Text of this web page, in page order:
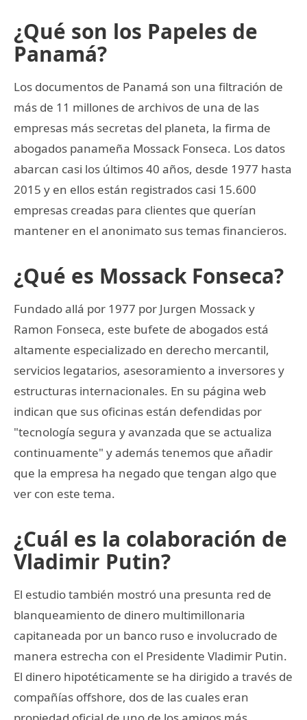
¿Qué son los Papeles de
Panamá?
Los documentos de Panamá son una filtración de
más de 11 millones de archivos de una de las
empresas más secretas del planeta, la firma de
abogados panameña Mossack Fonseca. Los datos
abarcan casi los últimos 40 años, desde 1977 hasta
2015 y en ellos están registrados casi 15.600
empresas creadas para clientes que querían
mantener en el anonimato sus temas financieros.
¿Qué es Mossack Fonseca?
Fundado allá por 1977 por Jurgen Mossack y
Ramon Fonseca, este bufete de abogados está
altamente especializado en derecho mercantil,
servicios legatarios, asesoramiento a inversores y
estructuras internacionales. En su página web
indican que sus oficinas están defendidas por
"tecnología segura y avanzada que se actualiza
continuamente" y además tenemos que añadir
que la empresa ha negado que tengan algo que
ver con este tema.
¿Cuál es la colaboración de
Vladimir Putin?
El estudio también mostró una presunta red de
blanqueamiento de dinero multimillonaria
capitaneada por un banco ruso e involucrado de
manera estrecha con el Presidente Vladimir Putin.
El dinero hipotéticamente se ha dirigido a través de
compañías offshore, dos de las cuales eran